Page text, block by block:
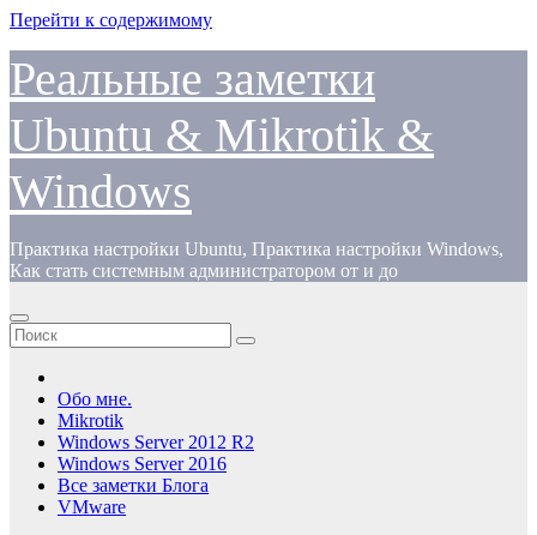
Перейти к содержимому
Реальные заметки
Ubuntu & Mikrotik &
Windows
Практика настройки Ubuntu, Практика настройки Windows,
Как стать системным администратором от и до
Обо мне.
Mikrotik
Windows Server 2012 R2
Windows Server 2016
Все заметки Блога
VMware